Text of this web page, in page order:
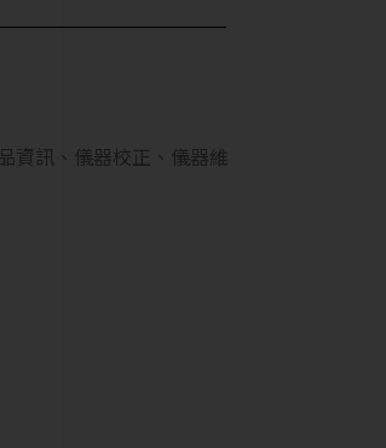
資訊、儀器校正、儀器維